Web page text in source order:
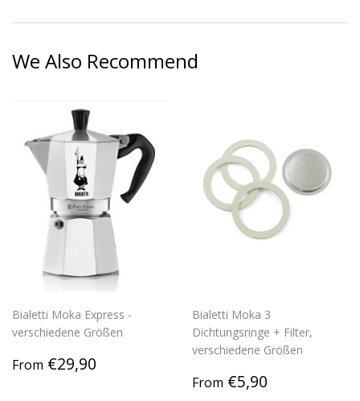
Facebook
Twitter
Pinterest
We Also Recommend
Bialetti Moka Express -
verschiedene Größen
Regular
From €29,90
Bialetti Moka 3
Dichtungsringe + Filter,
verschiedene Größen
Regular
From €5,90